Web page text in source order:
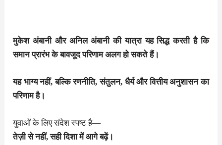
मुकेश अंबानी और अनिल अंबानी की यात्रा यह सिद्ध करती है कि
समान प्रारंभ के बावजूद परिणाम अलग हो सकते हैं।
यह भाग्य नहीं, बल्कि रणनीति, संतुलन, धैर्य और वित्तीय अनुशासन का
परिणाम है।
युवाओं के लिए संदेश स्पष्ट है—
तेज़ी से नहीं, सही दिशा में आगे बढ़ें।